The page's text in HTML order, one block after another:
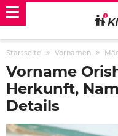
Startseite Vornamen
Vorname
Herkunft,
Details